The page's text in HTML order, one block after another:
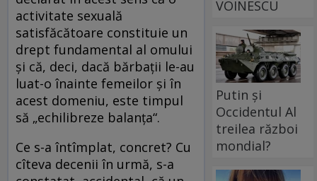
activitate sexuală
satisfăcătoare constituie un
drept fundamental al omului
și că, deci, dacă bărbații le-au
luat-o înainte femeilor și în
acest domeniu, este timpul
să „echilibreze balanța“.
Ce s-a întîmplat, concret? Cu
cîteva decenii în urmă, s-a
VOINESCU
Putin și
Occidentul Al
treilea război
mondial?